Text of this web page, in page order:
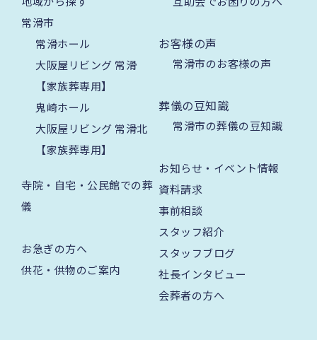
常滑市
常滑ホール
大阪屋リビング 常滑
【家族葬専用】
鬼崎ホール
大阪屋リビング 常滑北
【家族葬専用】
寺院・自宅・公民館での葬
儀
お急ぎの方へ
供花・供物のご案内
お客様の声
常滑市のお客様の声
葬儀の豆知識
常滑市の葬儀の豆知識
お知らせ・イベント情報
資料請求
事前相談
スタッフ紹介
スタッフブログ
社長インタビュー
会葬者の方へ